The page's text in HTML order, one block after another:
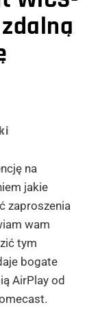
na
jakie
zaproszenia
wam
tym
bogate
AirPlay od